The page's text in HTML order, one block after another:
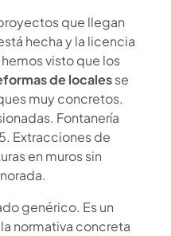
que llegan
hecha y la licencia
visto que los
de localesse
muy concretos.
Fontanería
Extracciones de
en muros sin
genérico. Es un
normativa concreta